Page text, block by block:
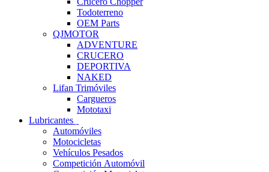
Todoterreno
OEM Parts
QJMOTOR
ADVENTURE
CRUCERO
DEPORTIVA
NAKED
Lifan Trimóviles
Cargueros
Mototaxi
Lubricantes
Automóviles
Motocicletas
Vehículos Pesados
Competición Automóvil